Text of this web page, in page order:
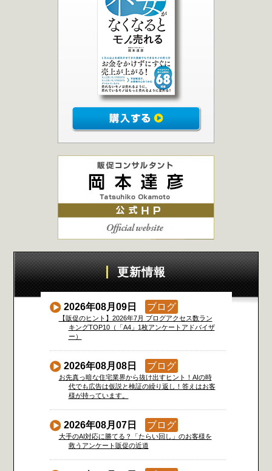
更新情報
2026年08月09日 ブログ
【販促のヒント】2026年7月 ブログアクセス数ラン
キングTOP10（「A4」1枚アンケートアドバイザ
ー）
2026年08月08日 ブログ
お先真っ暗な住宅業界から抜け出すヒント！AIの時
代でも広告は仮説と検証の繰り返し！答えはお客
様が持っています。
2026年08月07日 ブログ
大手のAI対応に勝てる？「たらい回し」のお客様を
救うアンケート販促の近道